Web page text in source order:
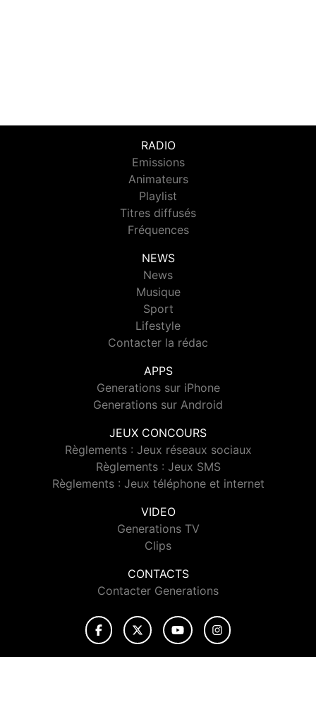
RADIO
Emissions
Animateurs
Playlist
Titres diffusés
Fréquences
NEWS
News
Musique
Sport
Lifestyle
Contacter la rédac
APPS
Generations sur iPhone
Generations sur Android
JEUX CONCOURS
Règlements : Jeux réseaux sociaux
Règlements : Jeux SMS
Règlements : Jeux téléphone et internet
VIDEO
Generations TV
Clips
CONTACTS
Contacter Generations